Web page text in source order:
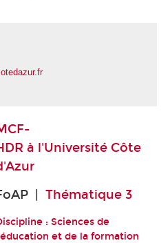
à l'Université Côte
| Thématique 3
: Sciences de
et de la formation